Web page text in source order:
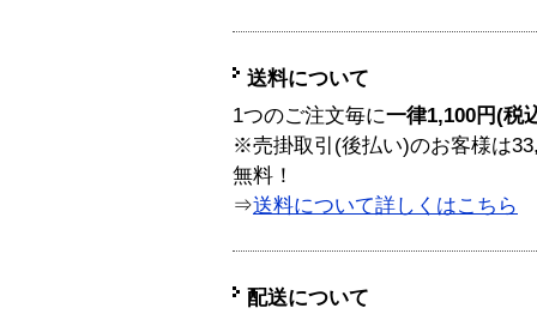
送料について
1つのご注文毎に一律1,100円(税
※売掛取引(後払い)のお客様は
無料！
⇒送料について詳しくはこちら
配送について